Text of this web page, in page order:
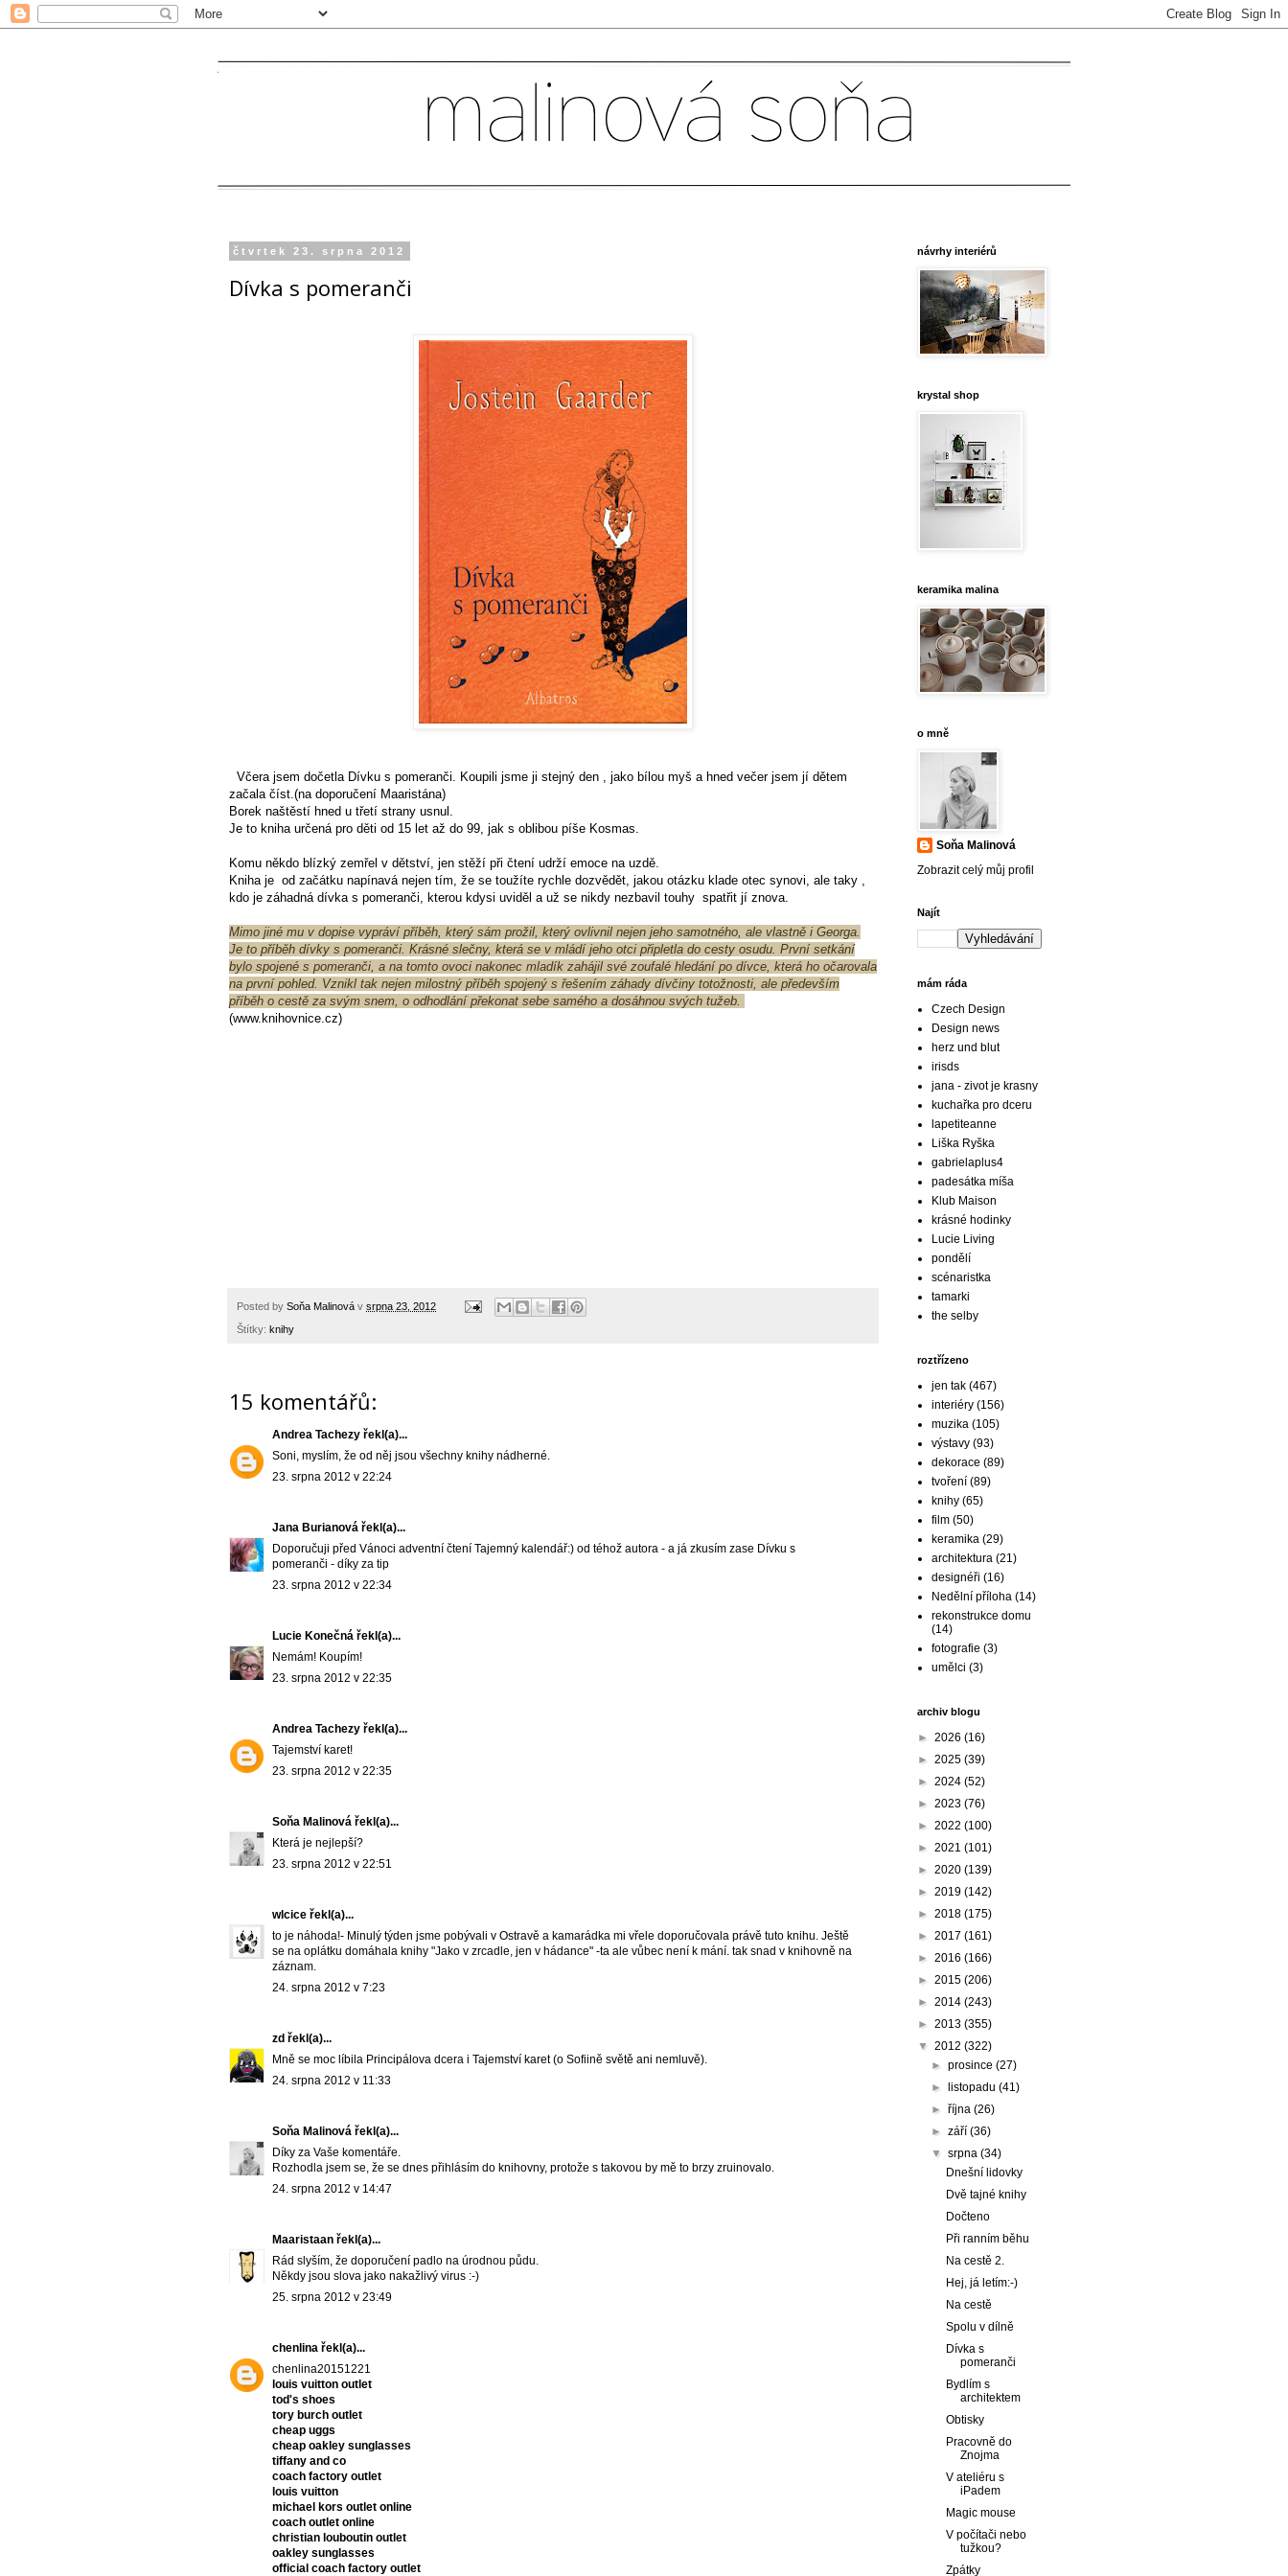
čtvrtek 23. srpna 2012
Dívka s pomeranči
Včera jsem dočetla Dívku s pomeranči . Koupili jsme ji stejný den , jako bílou myš a hned večer jsem jí dětem
začala číst.(na doporučení Maaristána)
Borek naštěstí hned u třetí strany usnul.
Je to kniha určená pro děti od 15 let až do 99, jak s oblibou píše Kosmas.
Komu někdo blízký zemřel v dětství, jen stěží při čtení udrží emoce na uzdě.
Kniha je od začátku napínavá nejen tím, že se toužíte rychle dozvědět, jakou otázku klade otec synovi, ale taky ,
kdo je záhadná dívka s pomeranči, kterou kdysi uviděl a už se nikdy nezbavil touhy spatřit jí znova.
Mimo jiné mu v dopise vypráví příběh, který sám prožil, který ovlivnil nejen jeho samotného, ale vlastně i Georga.
Je to příběh dívky s pomeranči. Krásné slečny, která se v mládí jeho otci připletla do cesty osudu. První setkání
bylo spojené s pomeranči, a na tomto ovoci nakonec mladík zahájil své zoufalé hledání po dívce, která ho očarovala
na první pohled. Vznikl tak nejen milostný příběh spojený s řešením záhady dívčiny totožnosti, ale především
příběh o cestě za svým snem, o odhodlání překonat sebe samého a dosáhnou svých tužeb.
(www.knihovnice.cz)
Posted by Soňa Malinová v srpna 23, 2012
Štítky: knihy
15 komentářů:
Andrea Tachezy řekl(a)...
Soni, myslím, že od něj jsou všechny knihy nádherné.
23. srpna 2012 v 22:24
Jana Burianová řekl(a)...
Doporučuji před Vánoci adventní čtení Tajemný kalendář:) od téhož autora - a já zkusím zase Dívku s
pomeranči - díky za tip
23. srpna 2012 v 22:34
Lucie Konečná řekl(a)...
Nemám! Koupím!
23. srpna 2012 v 22:35
Andrea Tachezy řekl(a)...
Tajemství karet!
23. srpna 2012 v 22:35
Soňa Malinová řekl(a)...
Která je nejlepší?
23. srpna 2012 v 22:51
wlcice řekl(a)...
to je náhoda!- Minulý týden jsme pobývali v Ostravě a kamarádka mi vřele doporučovala právě tuto knihu. Ještě
se na oplátku domáhala knihy "Jako v zrcadle, jen v hádance" -ta ale vůbec není k mání. tak snad v knihovně na
záznam.
24. srpna 2012 v 7:23
zd řekl(a)...
Mně se moc líbila Principálova dcera i Tajemství karet (o Sofiině světě ani nemluvě).
24. srpna 2012 v 11:33
Soňa Malinová řekl(a)...
Díky za Vaše komentáře.
Rozhodla jsem se, že se dnes přihlásím do knihovny, protože s takovou by mě to brzy zruinovalo.
24. srpna 2012 v 14:47
Maaristaan řekl(a)...
Rád slyším, že doporučení padlo na úrodnou půdu.
Někdy jsou slova jako nakažlivý virus :-)
25. srpna 2012 v 23:49
chenlina řekl(a)...
chenlina20151221
louis vuitton outlet
tod's shoes
tory burch outlet
cheap uggs
cheap oakley sunglasses
tiffany and co
coach factory outlet
louis vuitton
michael kors outlet online
coach outlet online
christian louboutin outlet
oakley sunglasses
official coach factory outlet
návrhy interiérů
krystal shop
keramika malina
o mně
Soňa Malinová
Zobrazit celý můj profil
Najít
mám ráda
Czech Design
Design news
herz und blut
irisds
jana - zivot je krasny
kuchařka pro dceru
lapetiteanne
Liška Ryška
gabrielaplus4
padesátka míša
Klub Maison
krásné hodinky
Lucie Living
pondělí
scénaristka
tamarki
the selby
roztřízeno
jen tak (467)
interiéry (156)
muzika (105)
výstavy (93)
dekorace (89)
tvoření (89)
knihy (65)
film (50)
keramika (29)
architektura (21)
designéři (16)
Nedělní příloha (14)
rekonstrukce domu
(14)
fotografie (3)
umělci (3)
archiv blogu
► 2026 (16)
► 2025 (39)
► 2024 (52)
► 2023 (76)
► 2022 (100)
► 2021 (101)
► 2020 (139)
► 2019 (142)
► 2018 (175)
► 2017 (161)
► 2016 (166)
► 2015 (206)
► 2014 (243)
► 2013 (355)
▼ 2012 (322)
►prosince(27)
►
listopadu(41)
►října(26)
►září(36)
▼srpna(34)
Dnešní lidovky
Dvě tajné knihy
Dočteno
Při ranním běhu
Na cestě 2.
Hej, já letím:-)
Na cestě
Spolu v dílně
Dívka s
pomeranči
Bydlím s
architektem
Obtisky
Pracovně do
Znojma
V ateliéru s
iPadem
Magic mouse
V počítači nebo
tužkou?
Zpátky